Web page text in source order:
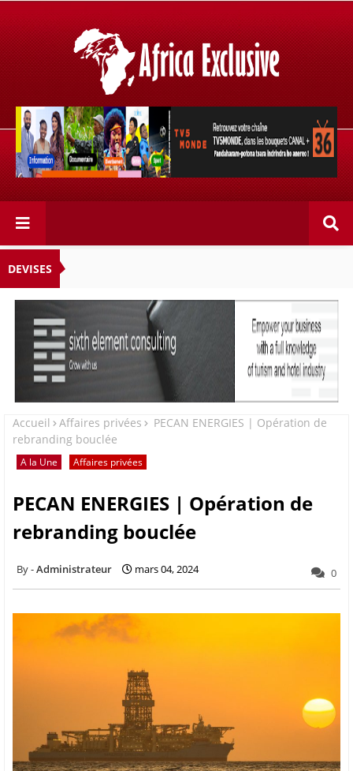
Retrouvez votre chaîne @TV5MONDE, dans les bouquets
CANAL+ 36 . Fandaharam-potoana tsara indrindra ho
anareo!
DEVISES
Accueil Affaires privées
PECAN ENERGIES | Opération de
rebranding bouclée
A la Une Affaires privées
PECAN ENERGIES | Opération de
rebranding bouclée
Administrateur mars 04, 2024 0